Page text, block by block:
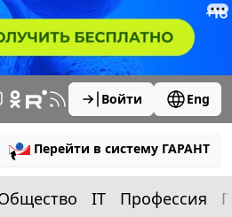
Войти Eng
Перейти в систему ГАРАНТ
IT Профессия